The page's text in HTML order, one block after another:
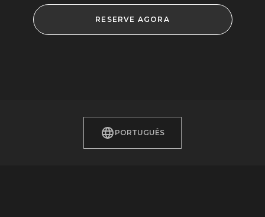
Switch™ 2 em 11 de agosto.
RESERVE AGORA
PORTUGUÊS